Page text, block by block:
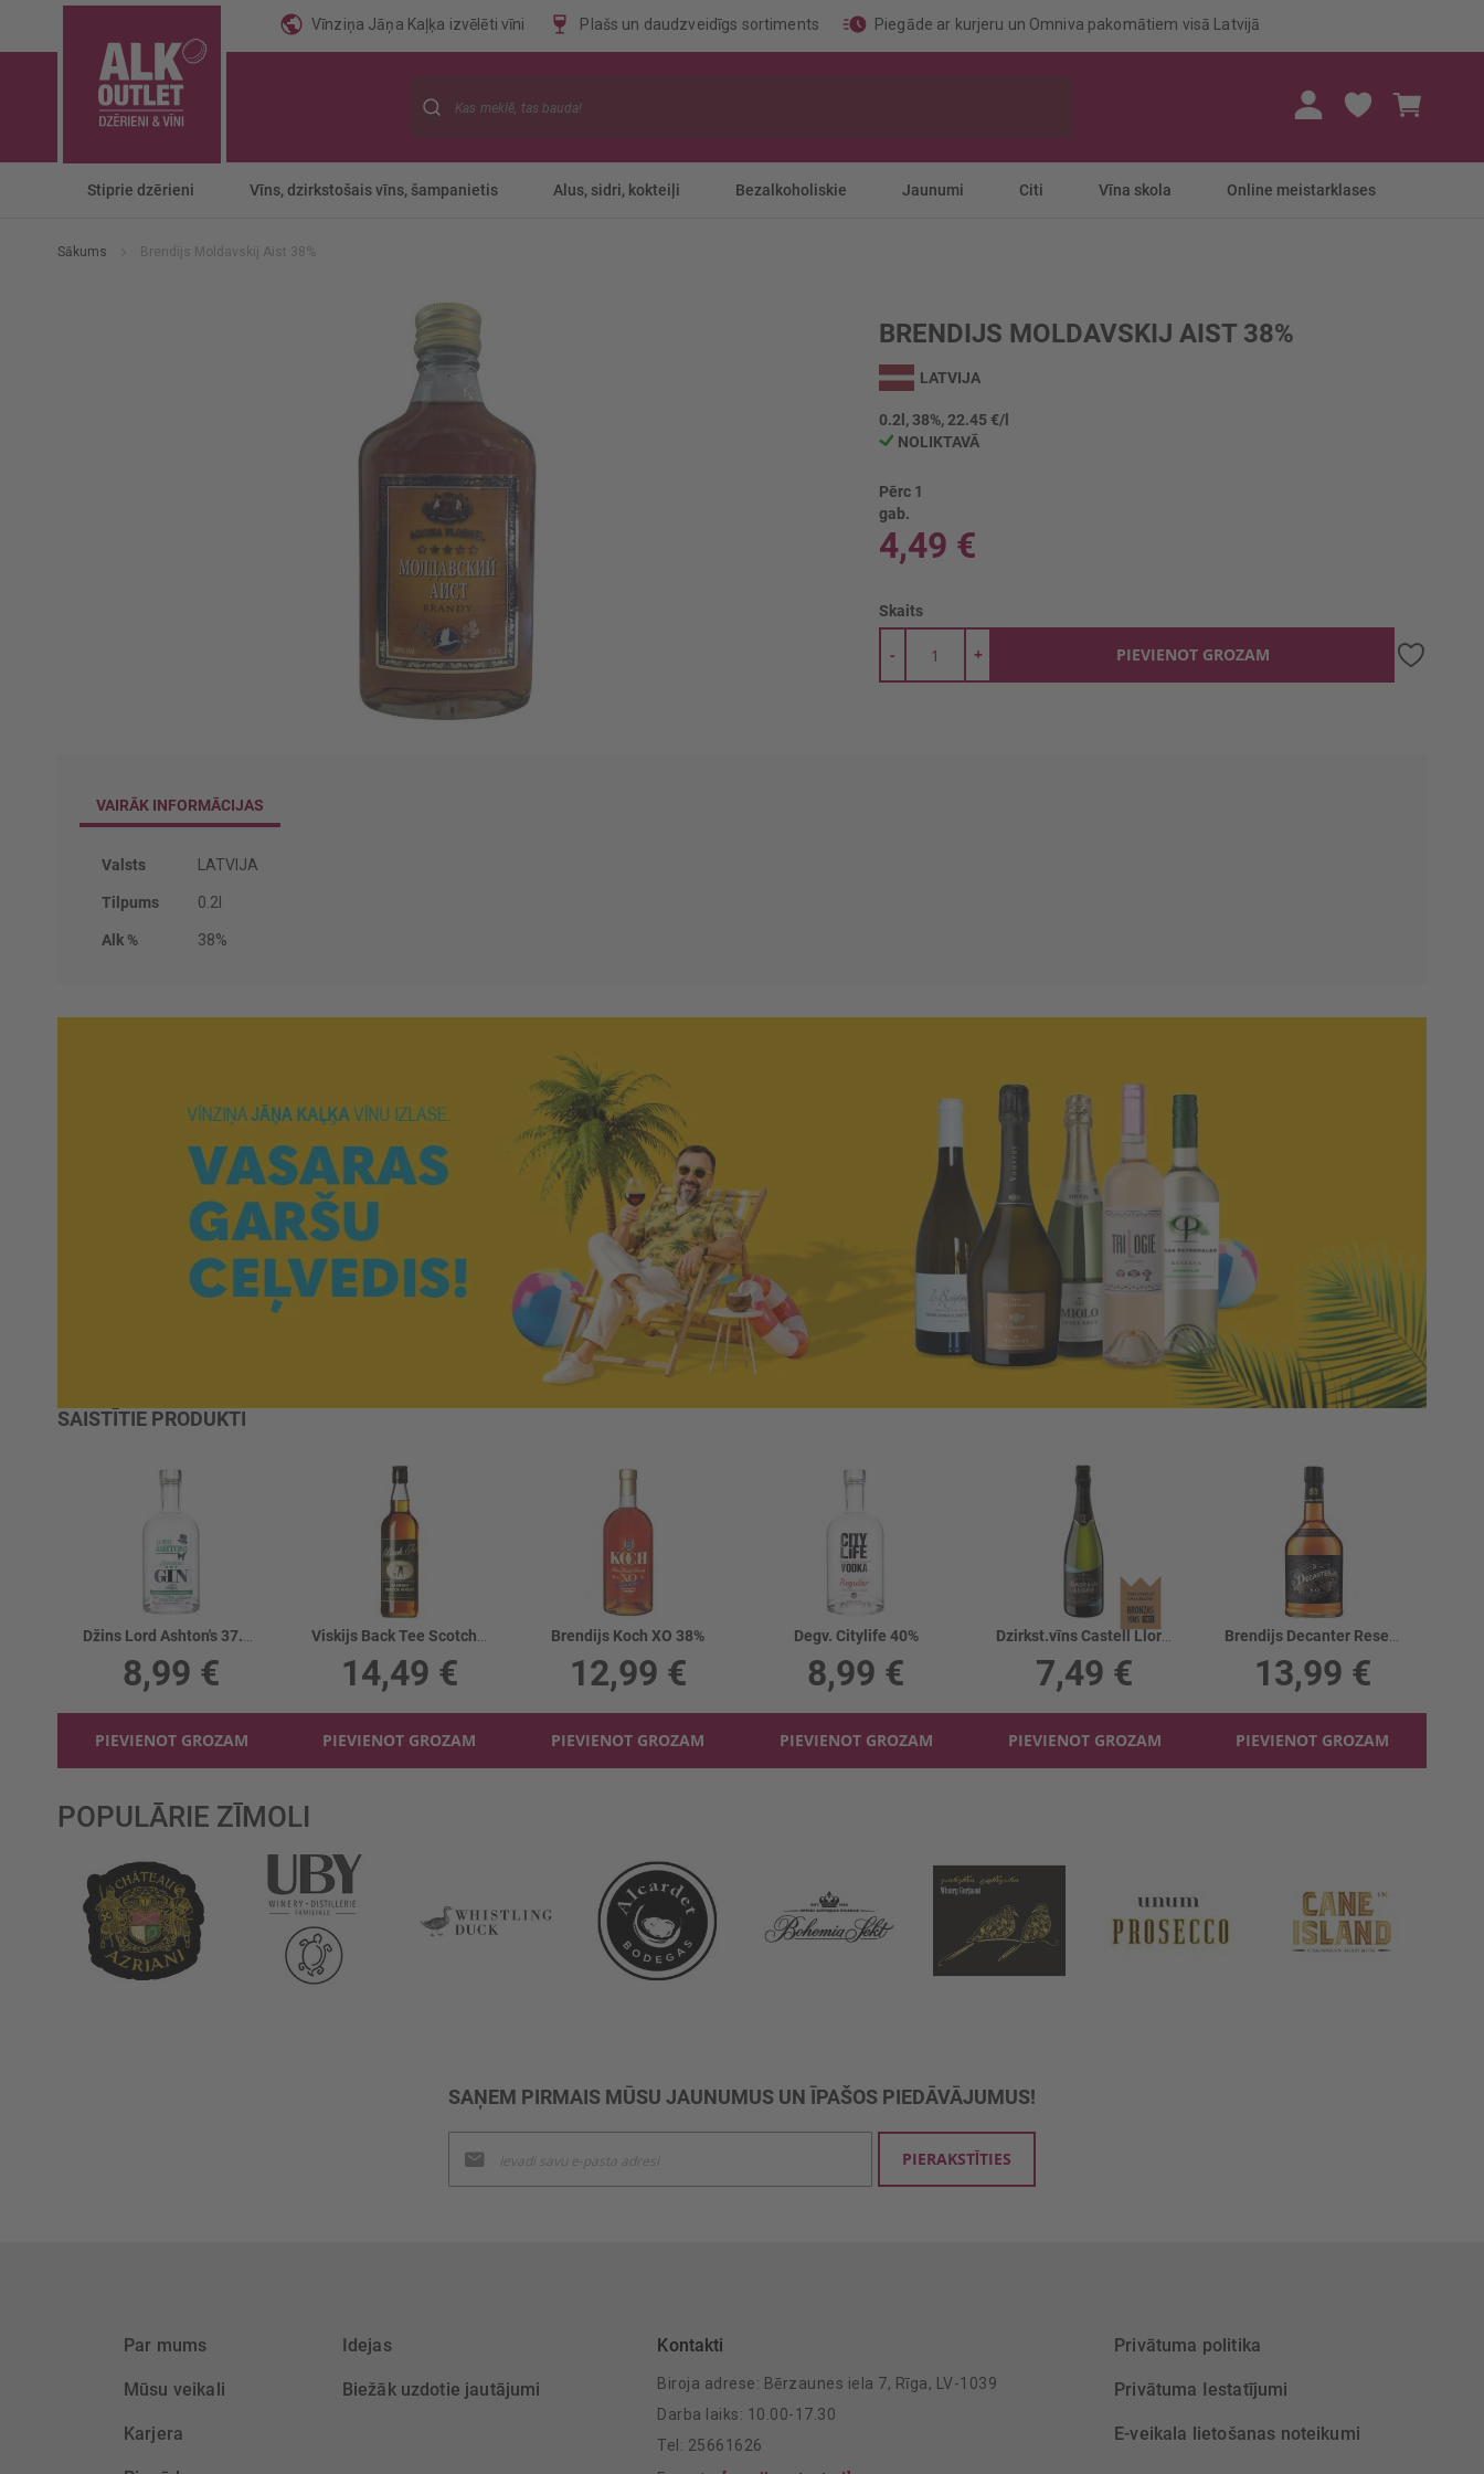
Vīnziņa Jāņa Kaļķa izvēlēti vīni Plašs un daudzveidīgs sortiments Piegāde ar kurjeru un Omniva pakomātiem visā Latvijā
Stiprie dzērieni Vīns, dzirkstošais vīns, šampanietis Alus, sidri, kokteiļi Bezalkoholiskie Jaunumi Citi Vīna skola Online meistarklases
Sākums Brendijs Moldavskij Aist 38%
BRENDIJS MOLDAVSKIJ AIST 38%
sākumu
LATVIJA
0.2l, 38%, 22.45 €/l
NOLIKTAVĀ
Pērc 1
gab.
4,49 €
Skaits
+
- PIEVIENOT GROZAM
VAIRĀK INFORMĀCIJAS
Vairāk
Valsts LATVIJA
Tilpums 0.2l
Alk % 38%
SAISTĪTIE PRODUKTI
Džins Lord Ashton's 37.5%
8,99 €
PIEVIENOT GROZAM
Viskijs Back Tee Scotch 40%
14,49 €
PIEVIENOT GROZAM
Brendijs Koch XO 38%
12,99 €
PIEVIENOT GROZAM
Degv. Citylife 40%
8,99 €
PIEVIENOT GROZAM
Dzirkst.vīns Castell Llord Cava Brut 11.5%
7,49 €
PIEVIENOT GROZAM
Brendijs Decanter Reserve XO 37.5%
13,99 €
PIEVIENOT GROZAM
POPULĀRIE ZĪMOLI
SAŅEM PIRMAIS MŪSU JAUNUMUS UN ĪPAŠOS PIEDĀVĀJUMUS!
jaunumu
saņemšanai:
PIERAKSTĪTIES
Par mums
Mūsu veikali
Karjera
Idejas
Biežāk uzdotie jautājumi
Kontakti
Biroja adrese: Bērzaunes iela 7, Rīga, LV-1039
Darba laiks: 10.00-17.30
Tel: 25661626
Privātuma politika
Privātuma Iestatījumi
E-veikala lietošanas noteikumi